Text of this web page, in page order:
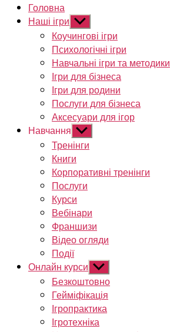
Головна
Наші ігри Показати
підменю
Коучингові ігри
Психологічні ігри
Навчальні ігри та методики
Ігри для бізнеса
Ігри для родини
Послуги для бізнеса
Аксесуари для ігор
Навчання Показати
підменю
Тренінги
Книги
Корпоративні тренінги
Послуги
Курси
Вебінари
Франшизи
Відео огляди
Події
Онлайн курси Показати
підменю
Безкоштовно
Гейміфікація
Ігропрактика
Ігротехніка